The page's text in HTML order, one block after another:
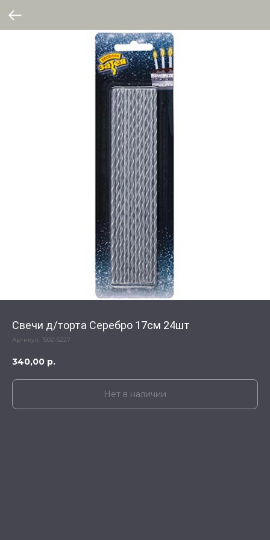
Свечи д/торта Серебро 17см 24шт
Артикул: 1502-5227
340,00 р.
Нет в наличии